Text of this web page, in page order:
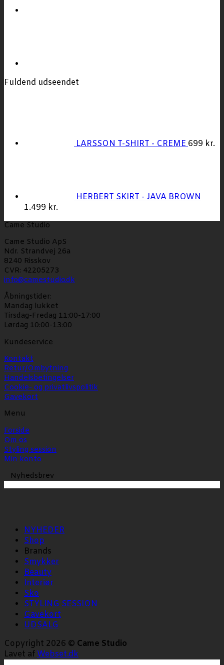
Fuldend udseendet
LARSSON T-SHIRT - CREME 699 kr.
HERBERT SKIRT - JAVA BROWN
1.499 kr.
Came Studio
Came Studio ApS
Ndr. Strandvej 26a
8240 Risskov
CVR: 42205273
info@camestudio.dk
Åbningstider:
Mandag lukket
Tirsdag-Fredag 11:00-17:00
Lørdag 10:00-13:00
Kundeservice
Kontakt
Retur/Ombytning
Handelsbetingelser
Cookie- og privatlivspolitik
Gavekort
Menu
Forside
Om os
Styling session
Min konto
Nyhedsbrev
NYHEDER
Shop
Brands
Smykker
Beauty
Interiør
Sko
STYLING SESSION
Gavekort
UDSALG
Copyright 2026 © Came Studio
Lavet af Webset.dk